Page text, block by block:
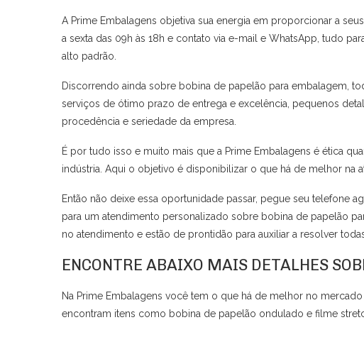
A Prime Embalagens objetiva sua energia em proporcionar a
a sexta das 09h às 18h e contato via e-mail e WhatsApp, tudo
alto padrão.
Discorrendo ainda sobre bobina de papelão para embalagem,
serviços de ótimo prazo de entrega e excelência, pequenos
procedência e seriedade da empresa.
É por tudo isso e muito mais que a Prime Embalagens é ética
indústria. Aqui o objetivo é disponibilizar o que há de melhor na
Então não deixe essa oportunidade passar, pegue seu telefone
para um atendimento personalizado sobre bobina de papelão
no atendimento e estão de prontidão para auxiliar a resolver
ENCONTRE ABAIXO MAIS DETALHES
Na Prime Embalagens você tem o que há de melhor no
encontram itens como bobina de papelão ondulado e filme